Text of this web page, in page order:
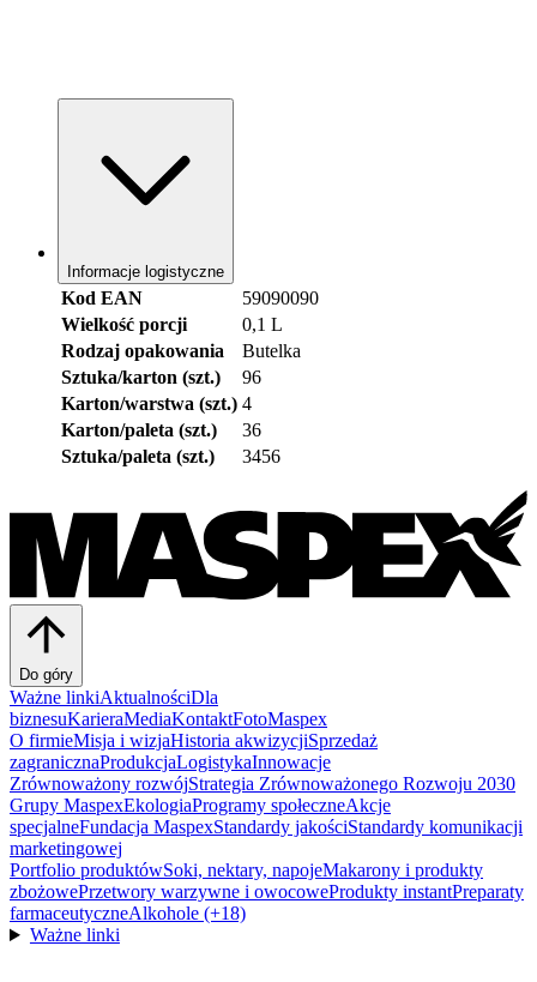
Informacje logistyczne
Kod EAN
59090090
Wielkość porcji
0,1 L
Rodzaj opakowania
Butelka
Sztuka/karton (szt.)
96
Karton/warstwa (szt.) 4
Karton/paleta (szt.)
36
Sztuka/paleta (szt.)
3456
Do góry
Ważne linkiAktualnościDla
biznesuKarieraMediaKontaktFotoMaspex
O firmieMisja i wizjaHistoria akwizycjiSprzedaż
zagranicznaProdukcjaLogistykaInnowacje
Zrównoważony rozwójStrategia Zrównoważonego Rozwoju 2030
Grupy MaspexEkologiaProgramy społeczneAkcje
specjalneFundacja MaspexStandardy jakościStandardy komunikacji
marketingowej
Portfolio produktówSoki, nektary, napojeMakarony i produkty
zbożowePrzetwory warzywne i owocoweProdukty instantPreparaty
farmaceutyczneAlkohole (+18)
Ważne linki